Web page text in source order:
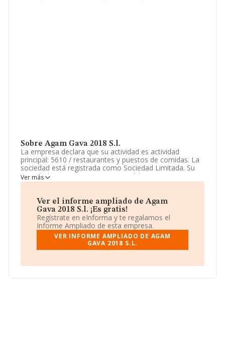
Sobre Agam Gava 2018 S.l.
La empresa declara que su actividad es actividad
principal: 5610 / restaurantes y puestos de comidas. La
sociedad está registrada como Sociedad Limitada. Su
actividad CNAE es '%cnae%' con código 5611. La
empresa no tiene actividad en mercados exteriores.
La empresa Agam Gava 2018 S.L , con número de
identificación fiscal B67299487, se encuentra en
Carretera Santa Creu De Calafell núm. 69 Esc Lc Pta 1,
(08850), en el municipio de Gava, provincia de
Barcelona, Cataluña.
Con los datos a disposición de INFORMA sobre 142.938
ámbito nacional alcanza los 31.947 millones de euros y
Ver más
Ver el informe ampliado de Agam
Gava 2018 S.l. ¡Es gratis!
Regístrate en eInforma y te regalamos el
Informe Ampliado de esta empresa.
VER INFORME AMPLIADO DE AGAM
GAVA 2018 S.L.